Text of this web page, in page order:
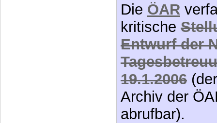
Die ÖAR
kritische
Entwurf der
19.1.2006
Archiv der
abrufbar).